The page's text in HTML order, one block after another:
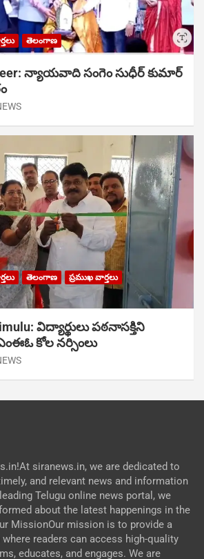
తెలంగాణ
న్యాయవాది సంగెం సుధీర్ కుమార్
తెలంగాణ
ప్రముఖ వార్తలు
విద్యార్థులు పఠ‌నాసక్తిని
కోల నర్సింలు
siranews.in, we are dedicated to
and relevant news and information
Telugu online news portal, we
about the latest happenings in the
MissionOur mission is to provide a
readers can access high-quality
educates, and engages. We are